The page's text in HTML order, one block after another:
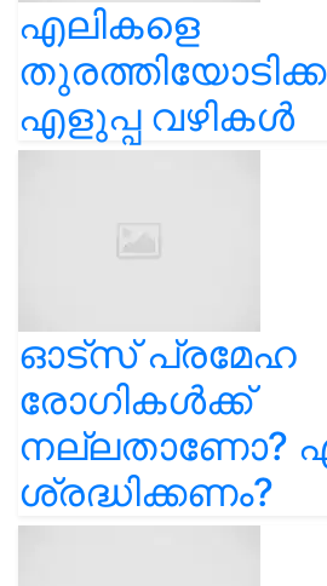
എലികളെ
എളുപ്പ വഴികൾ
ഓട്സ് പ്രമേഹ
രോഗികൾക്ക്
നല്ലതാണോ?
ശ്രദ്ധിക്കണം?